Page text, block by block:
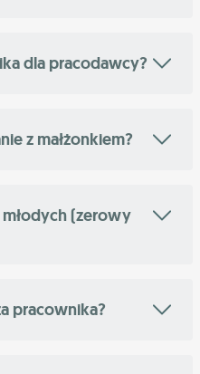
dla pracodawcy?
z małżonkiem?
(zerowy
pracownika?